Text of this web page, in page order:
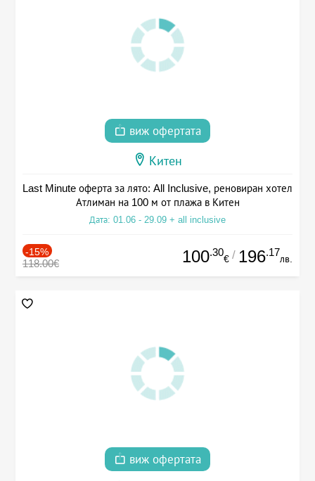
виж офертата
Китен
Last Minute оферта за лято: All Inclusive, реновиран хотел
Атлиман на 100 м от плажа в Китен
Дата: 01.06 - 29.09 + all inclusive
-15%
118.00€ 100.30
€ / 196.17
лв.
виж офертата